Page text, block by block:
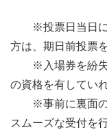
※投票日当日に
方は、期日前投票
※入場券を紛失
の資格を有してい
※事前に裏面の
スムーズな受付を